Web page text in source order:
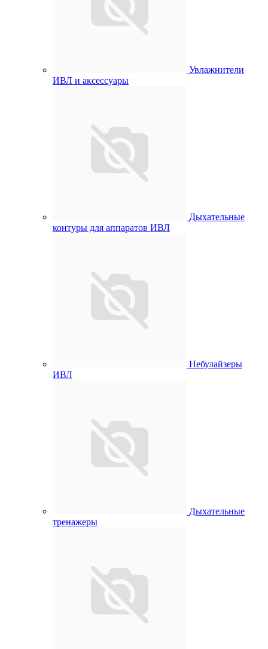
Увлажнители
ИВЛ и аксессуары
Дыхательные
контуры для аппаратов ИВЛ
Небулайзеры
ИВЛ
Дыхательные
тренажеры